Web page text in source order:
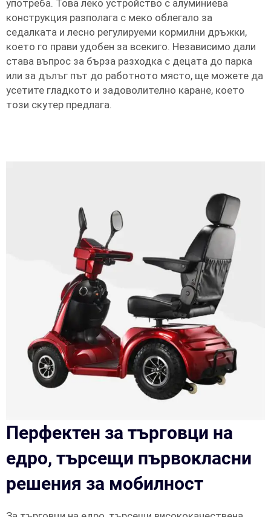
употреба. Това леко устройство с алуминиева
конструкция разполага с меко облегало за
седалката и лесно регулируеми кормилни дръжки,
което го прави удобен за всекиго. Независимо дали
става въпрос за бърза разходка с децата до парка
или за дълъг път до работното място, ще можете да
усетите гладкото и задоволително каране, което
този скутер предлага.
Перфектен за търговци на
едро, търсещи първокласни
решения за мобилност